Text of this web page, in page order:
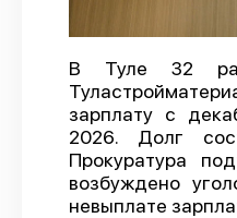
О
Политика
В Туле 32
зарплату с
2026. Долг
Прокуратура
возбуждено
невыплате